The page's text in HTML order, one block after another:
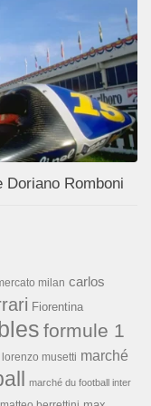
Romboni
milan carlos
Fiorentina
formule 1
lorenzo musetti marché
marché du football inter